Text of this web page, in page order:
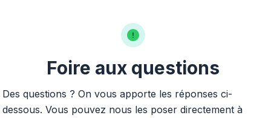
Foire aux questions
Des questions ? On vous apporte les réponses ci-
dessous. Vous pouvez nous les poser directement à